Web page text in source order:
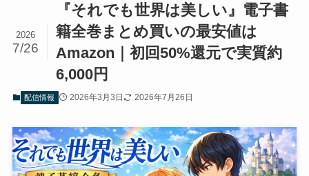
『それでも世界は美しい』電子書
籍全巻まとめ買いの最安値は
Amazon｜初回50%還元で実質約
6,000円
2026
7/26
配信情報 2026年3月3日 2026年7月26日